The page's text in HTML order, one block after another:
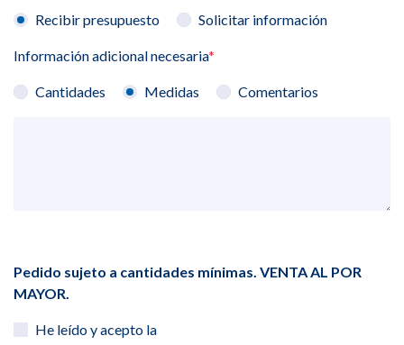
Recibir presupuesto Solicitar información
Información adicional necesaria*
Cantidades Medidas Comentarios
Pedido sujeto a cantidades mínimas. VENTA AL POR
MAYOR.
He leído y acepto la